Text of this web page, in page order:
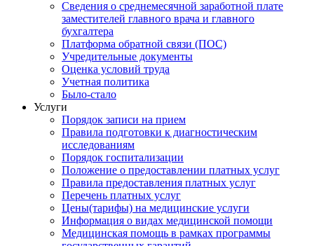
Сведения о среднемесячной заработной плате
заместителей главного врача и главного
бухгалтера
Платформа обратной связи (ПОС)
Учредительные документы
Оценка условий труда
Учетная политика
Было-стало
Услуги
Порядок записи на прием
Правила подготовки к диагностическим
исследованиям
Порядок госпитализации
Положение о предоставлении платных услуг
Правила предоставления платных услуг
Перечень платных услуг
Цены(тарифы) на медицинские услуги
Информация о видах медицинской помощи
Медицинская помощь в рамках программы